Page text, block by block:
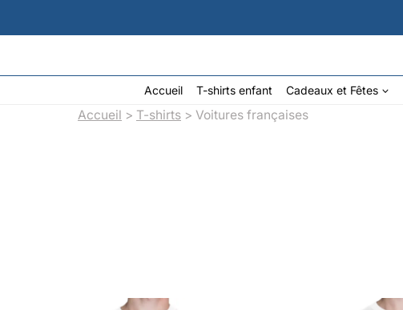
au
Accueil T-shirts enfant Cadeaux et Fêtes
Accueil > T-shirts > Voitures françaises